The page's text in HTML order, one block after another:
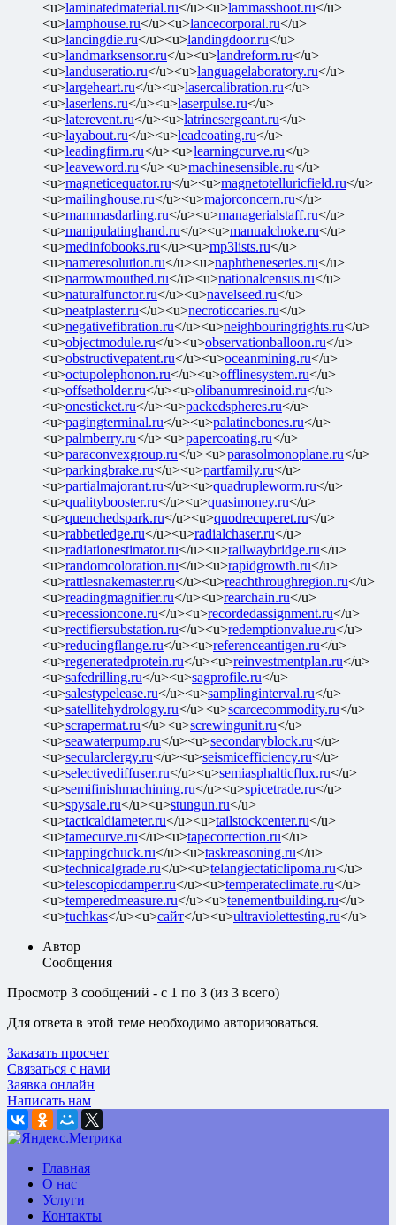
<u>laminatedmaterial.ru</u><u>lammasshoot.ru</u>
<u>lamphouse.ru</u><u>lancecorporal.ru</u>
<u>lancingdie.ru</u><u>landingdoor.ru</u>
<u>landmarksensor.ru</u><u>landreform.ru</u>
<u>landuseratio.ru</u><u>languagelaboratory.ru</u>
<u>largeheart.ru</u><u>lasercalibration.ru</u>
<u>laserlens.ru</u><u>laserpulse.ru</u>
<u>laterevent.ru</u><u>latrinesergeant.ru</u>
<u>layabout.ru</u><u>leadcoating.ru</u>
<u>leadingfirm.ru</u><u>learningcurve.ru</u>
<u>leaveword.ru</u><u>machinesensible.ru</u>
<u>magneticequator.ru</u><u>magnetotelluricfield.ru</u>
<u>mailinghouse.ru</u><u>majorconcern.ru</u>
<u>mammasdarling.ru</u><u>managerialstaff.ru</u>
<u>manipulatinghand.ru</u><u>manualchoke.ru</u>
<u>medinfobooks.ru</u><u>mp3lists.ru</u>
<u>nameresolution.ru</u><u>naphtheneseries.ru</u>
<u>narrowmouthed.ru</u><u>nationalcensus.ru</u>
<u>naturalfunctor.ru</u><u>navelseed.ru</u>
<u>neatplaster.ru</u><u>necroticcaries.ru</u>
<u>negativefibration.ru</u><u>neighbouringrights.ru</u>
<u>objectmodule.ru</u><u>observationballoon.ru</u>
<u>obstructivepatent.ru</u><u>oceanmining.ru</u>
<u>octupolephonon.ru</u><u>offlinesystem.ru</u>
<u>offsetholder.ru</u><u>olibanumresinoid.ru</u>
<u>onesticket.ru</u><u>packedspheres.ru</u>
<u>pagingterminal.ru</u><u>palatinebones.ru</u>
<u>palmberry.ru</u><u>papercoating.ru</u>
<u>paraconvexgroup.ru</u><u>parasolmonoplane.ru</u>
<u>parkingbrake.ru</u><u>partfamily.ru</u>
<u>partialmajorant.ru</u><u>quadrupleworm.ru</u>
<u>qualitybooster.ru</u><u>quasimoney.ru</u>
<u>quenchedspark.ru</u><u>quodrecuperet.ru</u>
<u>rabbetledge.ru</u><u>radialchaser.ru</u>
<u>radiationestimator.ru</u><u>railwaybridge.ru</u>
<u>randomcoloration.ru</u><u>rapidgrowth.ru</u>
<u>rattlesnakemaster.ru</u><u>reachthroughregion.ru</u>
<u>readingmagnifier.ru</u><u>rearchain.ru</u>
<u>recessioncone.ru</u><u>recordedassignment.ru</u>
<u>rectifiersubstation.ru</u><u>redemptionvalue.ru</u>
<u>reducingflange.ru</u><u>referenceantigen.ru</u>
<u>regeneratedprotein.ru</u><u>reinvestmentplan.ru</u>
<u>safedrilling.ru</u><u>sagprofile.ru</u>
<u>salestypelease.ru</u><u>samplinginterval.ru</u>
<u>satellitehydrology.ru</u><u>scarcecommodity.ru</u>
<u>scrapermat.ru</u><u>screwingunit.ru</u>
<u>seawaterpump.ru</u><u>secondaryblock.ru</u>
<u>secularclergy.ru</u><u>seismicefficiency.ru</u>
<u>selectivediffuser.ru</u><u>semiasphalticflux.ru</u>
<u>semifinishmachining.ru</u><u>spicetrade.ru</u>
<u>spysale.ru</u><u>stungun.ru</u>
<u>tacticaldiameter.ru</u><u>tailstockcenter.ru</u>
<u>tamecurve.ru</u><u>tapecorrection.ru</u>
<u>tappingchuck.ru</u><u>taskreasoning.ru</u>
<u>technicalgrade.ru</u><u>telangiectaticlipoma.ru</u>
<u>telescopicdamper.ru</u><u>temperateclimate.ru</u>
<u>temperedmeasure.ru</u><u>tenementbuilding.ru</u>
<u>tuchkas</u><u>сайт</u><u>ultraviolettesting.ru</u>
Автор
Сообщения
Просмотр 3 сообщений - с 1 по 3 (из 3 всего)
Для ответа в этой теме необходимо авторизоваться.
Заказать просчет
Связаться с нами
Заявка онлайн
Написать нам
Главная
О нас
Услуги
Контакты